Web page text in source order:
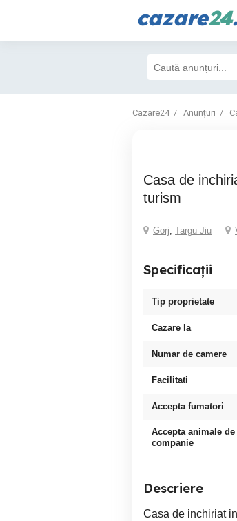
cazare24
Cazare24 Anunțuri
casa de inchiriat, petreceri private sau
turism
Gorj, Targu Jiu
Specificații
Tip proprietate
Cazare la
Numar de camere
Facilitati
Accepta fumatori
Accepta animale de
companie
Descriere
Casa de inchiriat